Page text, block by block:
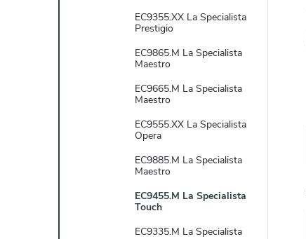
EC9355.XX La Specialista
Prestigio
EC9865.M La Specialista
Maestro
EC9665.M La Specialista
Maestro
EC9555.XX La Specialista
Opera
EC9885.M La Specialista
Maestro
EC9455.M La Specialista
Touch
EC9335.M La Specialista